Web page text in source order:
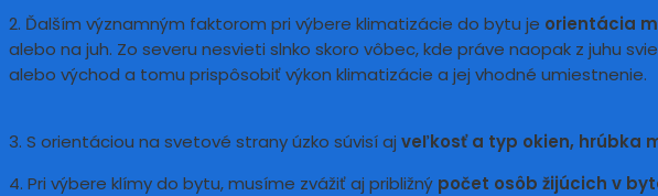
2. Ďalším významným faktorom pri výbere klimatizácie do bytu je orientácia
alebo na juh. Zo severu nesvieti slnko skoro vôbec, kde práve naopak z juhu
alebo východ a tomu prispôsobiť výkon klimatizácie a jej vhodné umiestnenie.
3. S orientáciou na svetové strany úzko súvisí aj veľkosť a typ okien, hrúbka
4. Pri výbere klímy do bytu, musíme zvážiť aj približný počet osôb žijúcich v